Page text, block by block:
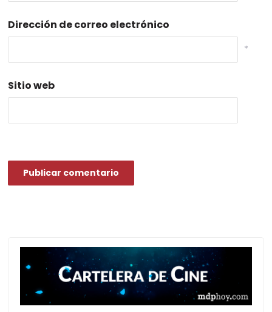
Dirección de correo electrónico
*
Sitio web